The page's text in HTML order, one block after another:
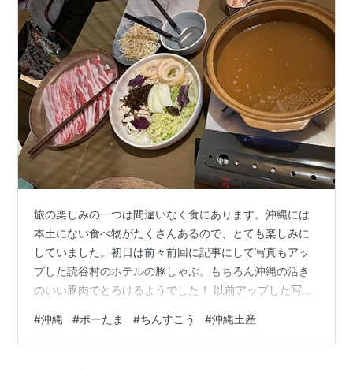
旅の楽しみの一つは間違いなく食にあります。沖縄には
本土にない食べ物がたくさんあるので、とても楽しみに
していました。初日は前々前回に記事にして写真もアッ
プした読谷村のホテルの豚しゃぶ。もちろん沖縄の活き
のいい豚肉でとろけるようでした！ 以前アップした写真
なアグー豚かどうか分からなかったけど、とにかく美味
しかったです☆栄養価も高くコラーゲンも豊富そうで☆
#沖縄 #ポーたま #ちんすこう #沖縄土産